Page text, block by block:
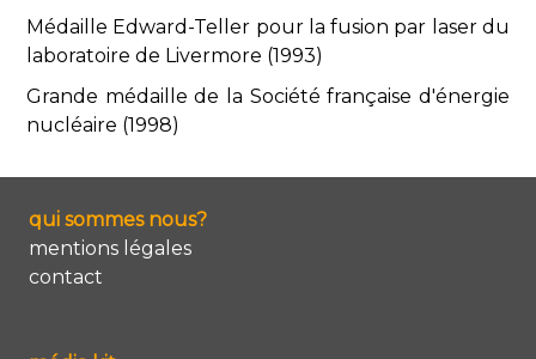
Médaille Edward-Teller pour la fusion par laser du
laboratoire de Livermore (1993)
Grande médaille de la Société française d'énergie
nucléaire (1998)
qui sommes nous?
mentions légales
contact